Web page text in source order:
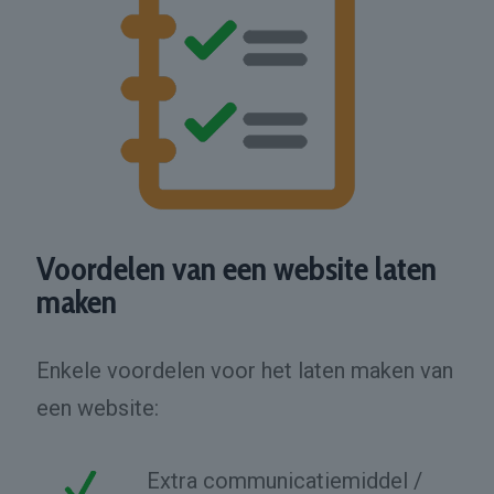
Voordelen van een website laten
maken
Enkele voordelen voor het laten maken van
een website:
Extra communicatiemiddel /